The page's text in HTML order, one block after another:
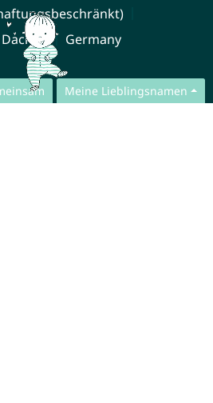
Meine Lieblingsnamen
Germany